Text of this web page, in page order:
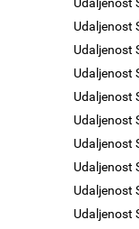
Udaljenost
Udaljenost
Udaljenost
Udaljenost
Udaljenost
Udaljenost
Udaljenost
Udaljenost
Udaljenost